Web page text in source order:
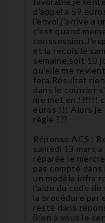
d'appel a 59
l'envoi,j'arrive a
c'est quand
et la recois le
semaine,soit 10
qu'elle me
fera.Résultat
dans le courrier
me met en !!!!!!
euros !!! Alors je
règle ???
Réponse ACS :
samedi 13 mars
réparée le
pas compté
un modèle infra
l'aide du code
la procédure par
resté dans
Bien à vous le